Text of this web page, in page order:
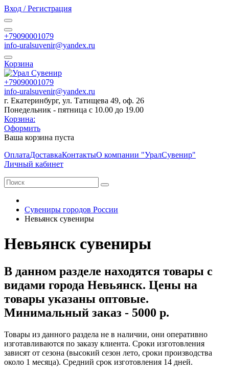
Вход / Регистрация
+79090001079
info-uralsuvenir@yandex.ru
Корзина
+79090001079
info-uralsuvenir@yandex.ru
г. Екатеринбург, ул. Татищева 49, оф. 26
Понедельник - пятница с 10.00 до 19.00
Корзина:
Оформить
Ваша корзина пуста
ОплатаДоставкаКонтактыО компании "УралСувенир"
Личный кабинет
Сувениры городов России
Невьянск сувениры
Невьянск сувениры
В данном разделе находятся товары с
видами города Невьянск. Цены на
товары указаны оптовые.
Минимальный заказ - 5000 р.
Товары из данного раздела не в наличии, они оперативно
изготавливаются по заказу клиента. Сроки изготовления
зависят от сезона (высокий сезон лето, сроки производства
около 1 месяца). Средний срок изготовления 14 дней.